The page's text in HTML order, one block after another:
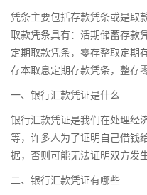
凭条主要包括存款凭条或是取
取款凭条具有：活期储蓄存款
定期取款凭条，零存整取定期
存本取息定期存款凭条，整存
一、银行汇款凭证是什么
银行汇款凭证是我们在处理经
等，许多人为了证明自己借钱
据，否则可能无法证明双方发
二、银行汇款凭证有哪些